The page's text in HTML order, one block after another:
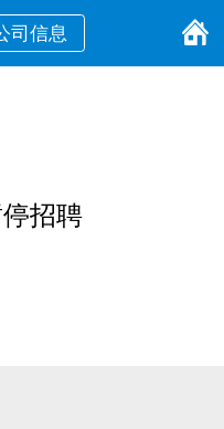
司信息
招聘